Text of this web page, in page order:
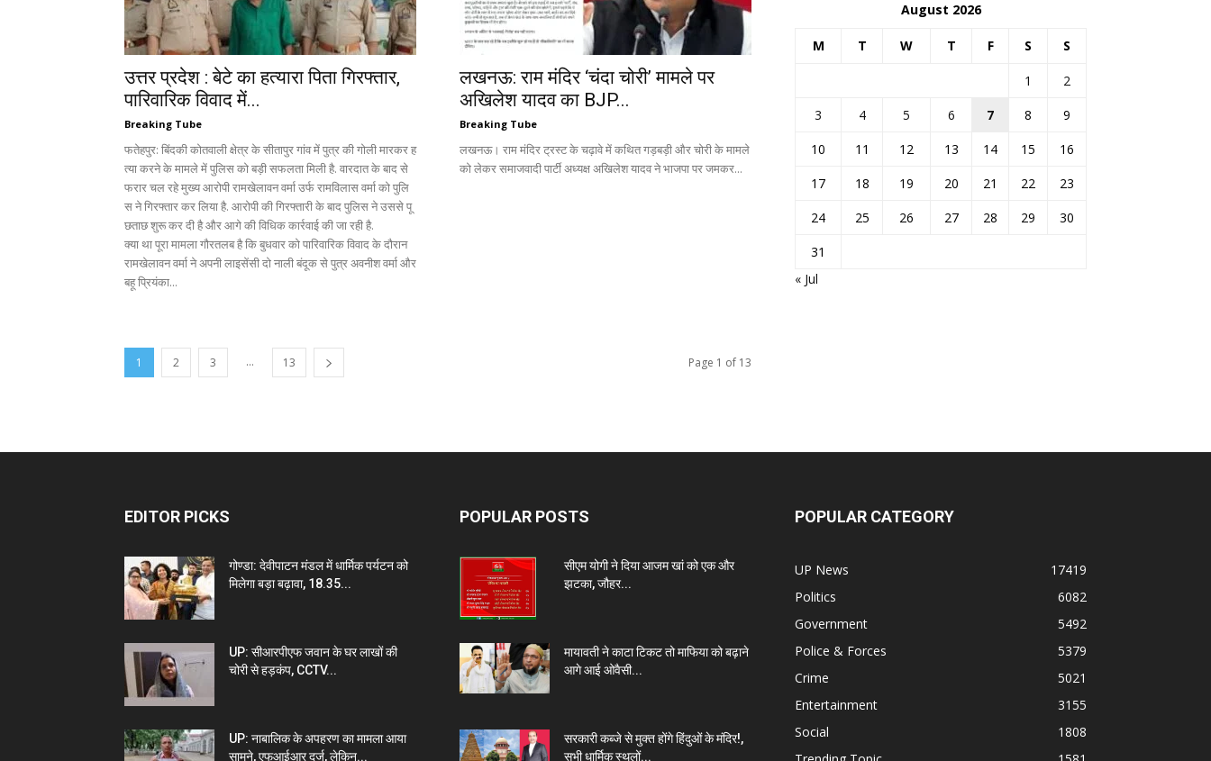
उत्तर प्रदेश : बेटे का हत्यारा पिता गिरफ्तार,
पारिवारिक विवाद में...
Breaking Tube
फतेहपुर: बिंदकी कोतवाली क्षेत्र के सीतापुर गांव में पुत्र की गोली मारकर ह
त्या करने के मामले में पुलिस को बड़ी सफलता मिली है. वारदात के बाद से
फरार चल रहे मुख्य आरोपी रामखेलावन वर्मा उर्फ रामविलास वर्मा को पुलि
स ने गिरफ्तार कर लिया है. आरोपी की गिरफ्तारी के बाद पुलिस ने उससे पू
छताछ शुरू कर दी है और आगे की विधिक कार्रवाई की जा रही है.
क्या था पूरा मामला गौरतलब है कि बुधवार को पारिवारिक विवाद के दौरान
रामखेलावन वर्मा ने अपनी लाइसेंसी दो नाली बंदूक से पुत्र अवनीश वर्मा और
बहू प्रियंका...
लखनऊ: राम मंदिर ‘चंदा चोरी’ मामले पर
अखिलेश यादव का BJP...
Breaking Tube
लखनऊ। राम मंदिर ट्रस्ट के चढ़ावे में कथित गड़बड़ी और चोरी के मामले
को लेकर समाजवादी पार्टी अध्यक्ष अखिलेश यादव ने भाजपा पर जमकर...
1 2 3 ... 13 Page 1 of 13
August 2026
M T W T F S S
1
2
3
4 5 6 7 8
9
10
11 12 13 14 15
16
17
18 19 20 21 22
23
24
25 26 27 28 29
30
31
« Jul
EDITOR PICKS
गोण्डा: देवीपाटन मंडल में धार्मिक पर्यटन को
मिलेगा बड़ा बढ़ावा, 18.35...
UP: सीआरपीएफ जवान के घर लाखों की
चोरी से हड़कंप, CCTV...
UP: नाबालिक के अपहरण का मामला आया
सामने, एफआईआर दर्ज, लेकिन...
POPULAR POSTS
सीएम योगी ने दिया आजम खां को एक और
झटका, जौहर...
मायावती ने काटा टिकट तो माफिया को बढ़ाने
आगे आई ओवैसी...
सरकारी कब्जे से मुक्त होंगे हिंदुओं के मंदिर!,
सभी धार्मिक स्थलों...
POPULAR CATEGORY
UP News
17419
Politics
6082
Government
5492
Police & Forces
5379
Crime
5021
Entertainment
3155
Social
1808